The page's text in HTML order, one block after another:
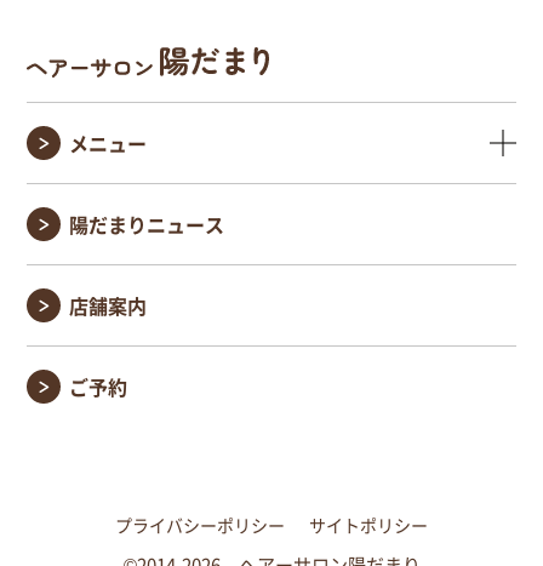
メニュー
陽だまりニュース
店舗案内
ご予約
プライバシーポリシー サイトポリシー